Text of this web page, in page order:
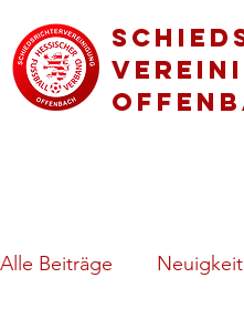
Alle Beiträge